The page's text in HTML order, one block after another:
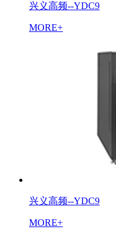
兴义高频--YDC9
MORE+
兴义高频--YDC9
MORE+